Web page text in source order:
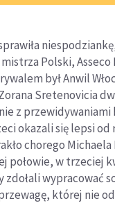
Polski, Asseco
był Anwil
Sretenovicia
z przewidywaniami
okazali się lepsi od
chorego Michaela
połowie, w trzeciej
wypracować
której nie